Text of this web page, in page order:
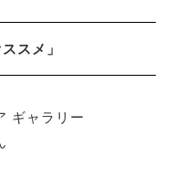
スメ」
ギャラリー